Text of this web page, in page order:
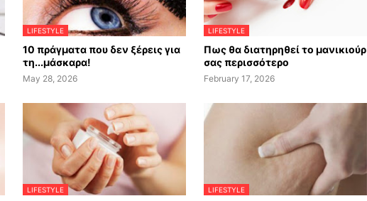
LIFESTYLE
10 πράγματα που δεν ξέρεις για
τη...μάσκαρα!
May 28, 2026
LIFESTYLE
Πως θα διατηρηθεί το μανικιούρ
σας περισσότερο
February 17, 2026
LIFESTYLE LIFESTYLE